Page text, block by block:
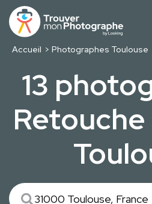
Accueil Photographes Toulouse
13